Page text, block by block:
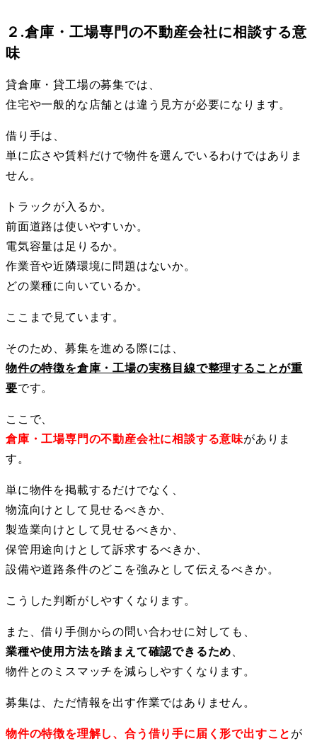
２.倉庫・工場専門の不動産会社に相談する意
味
貸倉庫・貸工場の募集では、
住宅や一般的な店舗とは違う見方が必要になります。
借り手は、
単に広さや賃料だけで物件を選んでいるわけではありま
せん。
トラックが入るか。
前面道路は使いやすいか。
電気容量は足りるか。
作業音や近隣環境に問題はないか。
どの業種に向いているか。
ここまで見ています。
そのため、募集を進める際には、
物件の特徴を倉庫・工場の実務目線で整理することが重
要です。
ここで、
倉庫・工場専門の不動産会社に相談する意味がありま
す。
単に物件を掲載するだけでなく、
物流向けとして見せるべきか、
製造業向けとして見せるべきか、
保管用途向けとして訴求するべきか、
設備や道路条件のどこを強みとして伝えるべきか。
こうした判断がしやすくなります。
また、借り手側からの問い合わせに対しても、
業種や使用方法を踏まえて確認できるため
物件とのミスマッチを減らしやすくなります。
募集は、ただ情報を出す作業ではありません。
物件の特徴を理解し、合う借り手に届く形で出すこと が